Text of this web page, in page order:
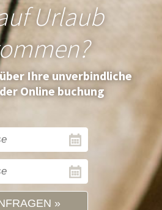
Urlaub
Ihre unverbindliche
Online buchung